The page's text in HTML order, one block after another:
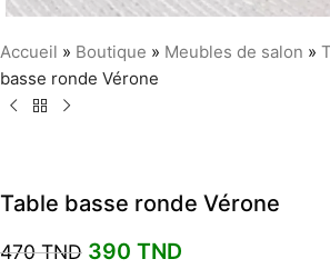
Accueil » Boutique » Meubles de salon »
basse ronde Vérone
Table basse ronde Vérone
470TND 390 TND